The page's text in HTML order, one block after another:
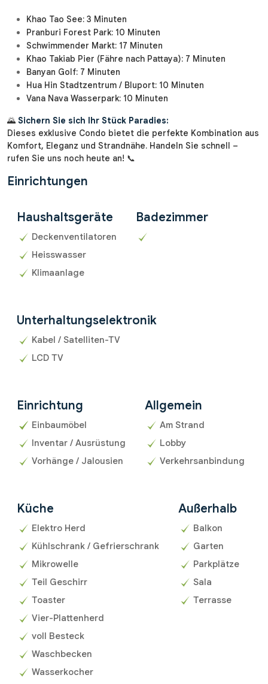
Khao Tao See: 3 Minuten
Pranburi Forest Park: 10 Minuten
Schwimmender Markt: 17 Minuten
Khao Takiab Pier (Fähre nach Pattaya): 7 Minuten
Banyan Golf: 7 Minuten
Hua Hin Stadtzentrum / Bluport: 10 Minuten
Vana Nava Wasserpark: 10 Minuten
🌄 Sichern Sie sich Ihr Stück Paradies:
Dieses exklusive Condo bietet die perfekte Kombination aus
Komfort, Eleganz und Strandnähe. Handeln Sie schnell –
rufen Sie uns noch heute an! 📞
Einrichtungen
Haushaltsgeräte
Deckenventilatoren
Heisswasser
Klimaanlage
Badezimmer
Unterhaltungselektronik
Kabel / Satelliten-TV
LCD TV
Einrichtung
Einbaumöbel
Inventar / Ausrüstung
Vorhänge / Jalousien
Allgemein
Am Strand
Lobby
Verkehrsanbindung
Küche
Elektro Herd
Kühlschrank / Gefrierschrank
Mikrowelle
Teil Geschirr
Toaster
Vier-Plattenherd
voll Besteck
Waschbecken
Wasserkocher
Außerhalb
Balkon
Garten
Parkplätze
Sala
Terrasse